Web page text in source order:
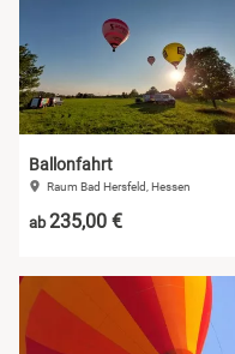
Ballonfahrt
Raum Bad Hersfeld, Hessen
ab235,00 €